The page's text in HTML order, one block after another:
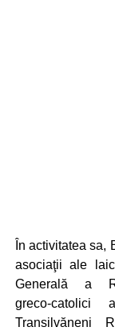
În activitatea sa,
asociaţii ale
Generală a
greco‑catolici
Transilvăneni